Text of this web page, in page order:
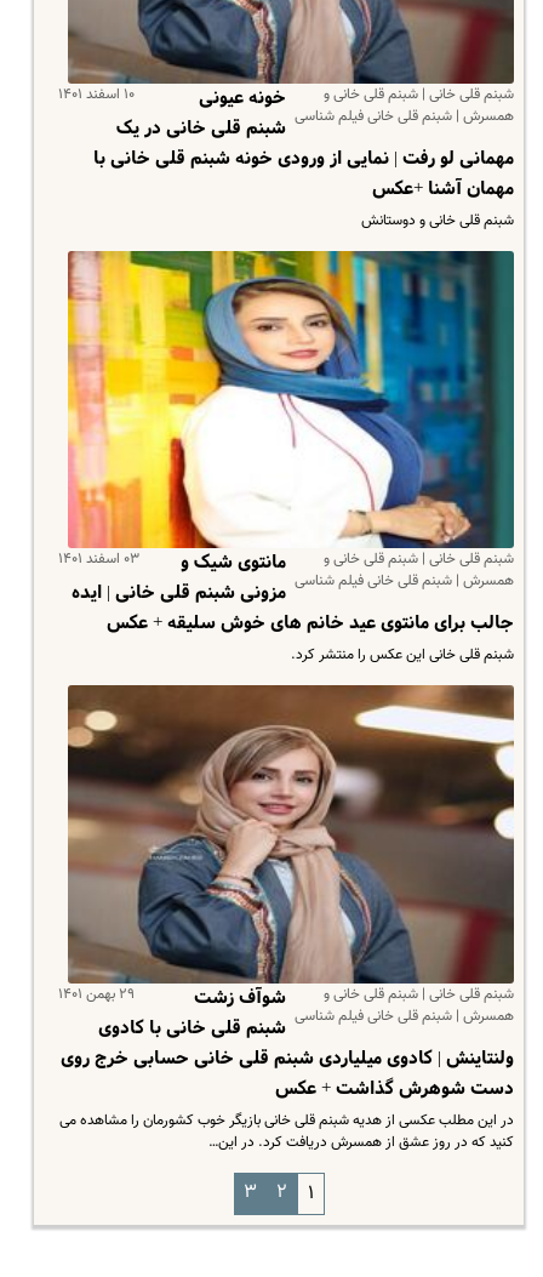
شبنم قلی خانی | شبنم قلی خانی و
همسرش | شبنم قلی خانی فیلم شناسی
۱۰ اسفند ۱۴۰۱
خونه عیونی
شبنم قلی خانی در یک
مهمانی لو رفت | نمایی از ورودی خونه شبنم قلی خانی با
مهمان آشنا +عکس
شبنم قلی خانی و دوستانش
شبنم قلی خانی | شبنم قلی خانی و
همسرش | شبنم قلی خانی فیلم شناسی
۰۳ اسفند ۱۴۰۱
مانتوی شیک و
مزونی شبنم قلی خانی | ایده
جالب برای مانتوی عید خانم های خوش سلیقه + عکس
شبنم قلی خانی این عکس را منتشر کرد.
شبنم قلی خانی | شبنم قلی خانی و
همسرش | شبنم قلی خانی فیلم شناسی
۲۹ بهمن ۱۴۰۱
شوآف زشت
شبنم قلی خانی با کادوی
ولنتاینش | کادوی میلیاردی شبنم قلی خانی حسابی خرج روی
دست شوهرش گذاشت + عکس
در این مطلب عکسی از هدیه شبنم قلی خانی بازیگر خوب کشورمان را مشاهده می
کنید که در روز عشق از همسرش دریافت کرد. در این…
۱ ۲ ۳